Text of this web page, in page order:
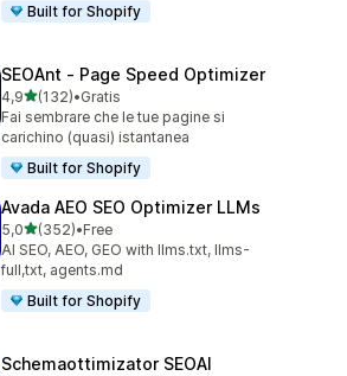
Built for Shopify
SEOAnt ‑ Page Speed Optimizer
4,9stelle su 5
(132)
132 recensioni totali
•Gratis
Fai sembrare che le tue pagine si
carichino (quasi) istantanea
Built for Shopify
Avada AEO SEO Optimizer LLMs
5,0stelle su 5
(352)
352 recensioni totali
•Free
AI SEO, AEO, GEO with llms.txt, llms-
full,txt, agents.md
Built for Shopify
Schemaottimizator SEOAI